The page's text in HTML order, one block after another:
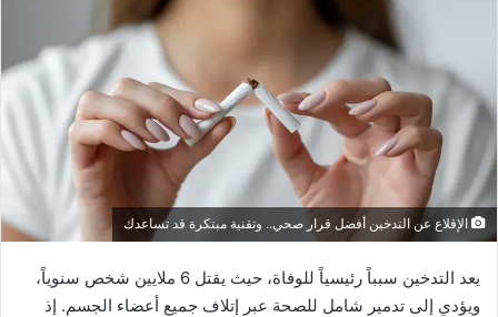
الإقلاع عن التدخين أفضل قرار صحي.. وتقنية مبتكرة قد تساعدك
يعد التدخين سبباً رئيسياً للوفاة، حيث يقتل 6 ملايين شخص سنوياً،
ويؤدي إلى تدمير شامل للصحة عبر إتلاف جميع أعضاء الجسم. إذ